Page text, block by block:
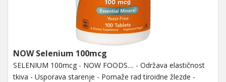
NOW Selenium 100mcg
SELENIUM 100mcg - NOW FOODS.... - Održava elastičnost
tkiva - Usporava starenje - Pomaže rad tiroidne žlezde -